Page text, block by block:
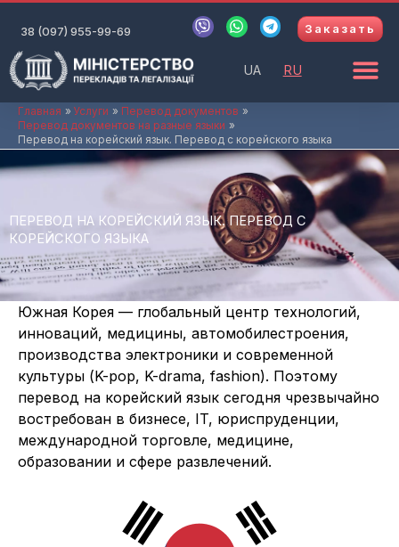
содержимому
38 (097) 955-99-69
V
i
W
h
a
p
T
e
r
Заказать
UA RU
Главная Услуги
Перевод документов
Перевод документов на разные языки
Перевод на корейский язык. Перевод с корейского языка
ПЕРЕВОД НА КОРЕЙСКИЙ ЯЗЫК. ПЕРЕВОД С
КОРЕЙСКОГО ЯЗЫКА
Южная Корея — глобальный центр технологий,
инноваций, медицины, автомобилестроения,
производства электроники и современной
культуры (K-pop, K-drama, fashion). Поэтому
перевод на корейский язык сегодня чрезвычайно
востребован в бизнесе, IT, юриспруденции,
международной торговле, медицине,
образовании и сфере развлечений.